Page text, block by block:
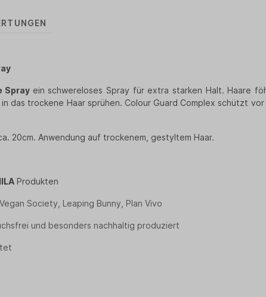
Spray ein schwereloses Spray für extra starken Halt. Haare
das trockene Haar sprühen. Colour Guard Complex schützt vor
20cm. Anwendung auf trockenem, gestyltem Haar.
Produkten
Society, Leaping Bunny, Plan Vivo
und besonders nachhaltig produziert